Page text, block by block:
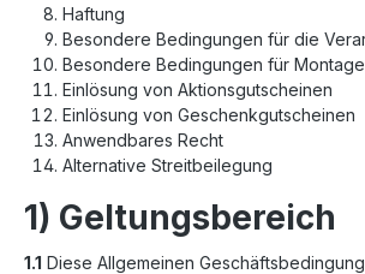
Haftung
Besondere Bedingungen für die
Besondere Bedingungen für
Einlösung von Aktionsgutscheinen
Einlösung von Geschenkgutscheinen
Anwendbares Recht
Alternative Streitbeilegung
1) Geltungsbereich
1.1 Diese Allgemeinen